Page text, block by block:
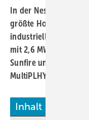
In der Neste-
größte
industrieller
mit 2,6 MW Leistung
Sunfire und ist Teil
MultiPLHY.
Inhalt